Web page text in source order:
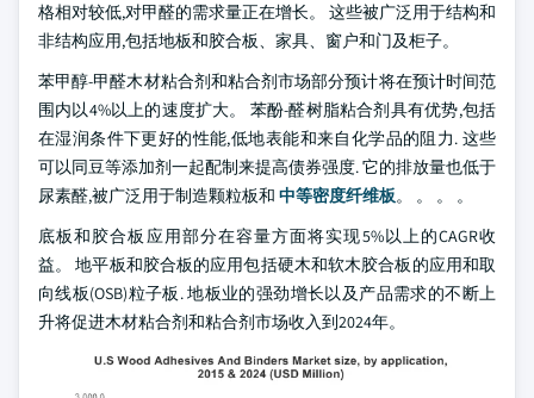
格相对较低,对甲醛的需求量正在增长。 这些被广泛用于结构和
非结构应用,包括地板和胶合板、家具、窗户和门及柜子。
苯甲醇-甲醛木材粘合剂和粘合剂市场部分预计将在预计时间范
围内以4%以上的速度扩大。 苯酚-醛树脂粘合剂具有优势,包括
在湿润条件下更好的性能,低地表能和来自化学品的阻力. 这些
可以同豆等添加剂一起配制来提高债券强度. 它的排放量也低于
尿素醛,被广泛用于制造颗粒板和 中等密度纤维板。 。 。 。
底板和胶合板应用部分在容量方面将实现5%以上的CAGR收
益。 地平板和胶合板的应用包括硬木和软木胶合板的应用和取
向线板(OSB)粒子板. 地板业的强劲增长以及产品需求的不断上
升将促进木材粘合剂和粘合剂市场收入到2024年。